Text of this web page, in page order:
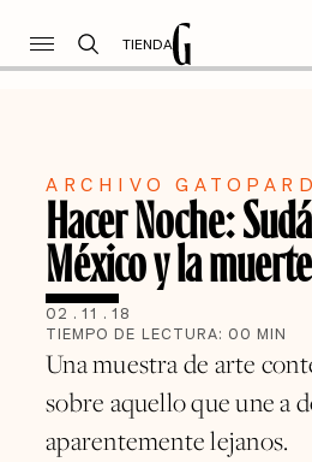
TIENDA
ARCHIVO
Hacer Noche:
México y la muerte
02 . 11 . 18
TIEMPO DE LECTURA: 00 MIN
Una muestra de arte
sobre aquello que une a
aparentemente lejanos.